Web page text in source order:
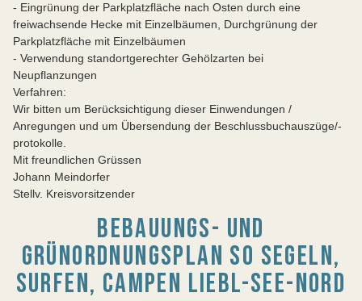
- Eingrünung der Parkplatzfläche nach Osten durch eine
freiwachsende Hecke mit Einzelbäumen, Durchgrünung der
Parkplatzfläche mit Einzelbäumen
- Verwendung standortgerechter Gehölzarten bei
Neupflanzungen
Verfahren:
Wir bitten um Berücksichtigung dieser Einwendungen /
Anregungen und um Übersendung der Beschlussbuchauszüge/-
protokolle.
Mit freundlichen Grüssen
Johann Meindorfer
Stellv. Kreisvorsitzender
BEBAUUNGS- UND
GRÜNORDNUNGSPLAN SO SEGELN,
SURFEN, CAMPEN LIEBL-SEE-NORD